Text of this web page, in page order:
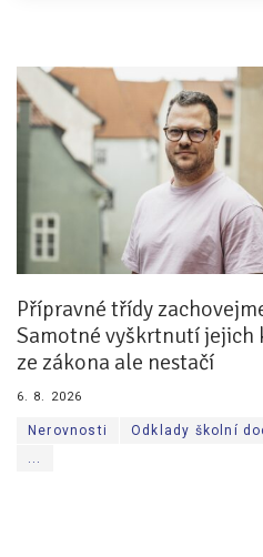
Přípravné třídy
Samotné vyškrtnutí jejich
ze zákona ale nestačí
6. 8. 2026
Nerovnosti
Odklady školní
...